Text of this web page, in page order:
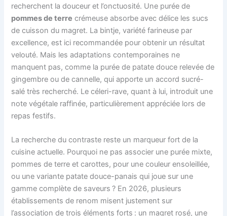
recherchent la douceur et l’onctuosité. Une purée de
pommes de terre crémeuse absorbe avec délice les sucs
de cuisson du magret. La bintje, variété farineuse par
excellence, est ici recommandée pour obtenir un résultat
velouté. Mais les adaptations contemporaines ne
manquent pas, comme la purée de patate douce relevée de
gingembre ou de cannelle, qui apporte un accord sucré-
salé très recherché. Le céleri-rave, quant à lui, introduit une
note végétale raffinée, particulièrement appréciée lors de
repas festifs.
La recherche du contraste reste un marqueur fort de la
cuisine actuelle. Pourquoi ne pas associer une purée mixte,
pommes de terre et carottes, pour une couleur ensoleillée,
ou une variante patate douce-panais qui joue sur une
gamme complète de saveurs ? En 2026, plusieurs
établissements de renom misent justement sur
l’association de trois éléments forts : un magret rosé, une